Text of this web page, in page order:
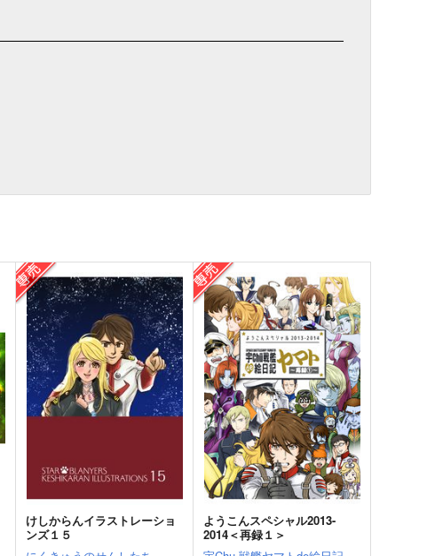
けしからんイラストレーショ
ンズ１５
ようこんスペシャル2013-
2014＜再録１＞